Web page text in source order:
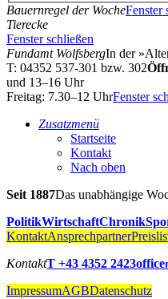
Bauernregel der WocheFenster
Tierecke
Fenster schließen
Fundamt WolfsbergIn der
T: 04352 537-301 bzw. 302
und 13–16 Uhr
Freitag: 7.30–12 UhrFenster
Zusatzmenü
Startseite
Kontakt
Nach oben
Seit 1887Das unabhängige
PolitikWirtschaftChronik
KontaktAnsprechpartner
KontaktT +43 4352 2423office
ImpressumAGBDatenschutz